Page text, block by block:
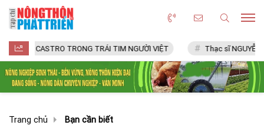
TRONG TRÁI TIM NGƯỜI VIỆT Thạc sĩ NGUYỄN VĂN CHÍ
Trang chủ Bạn cần biết